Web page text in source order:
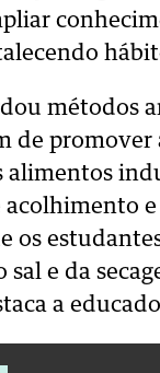
métodos
de promover
alimentos
os
e da
a